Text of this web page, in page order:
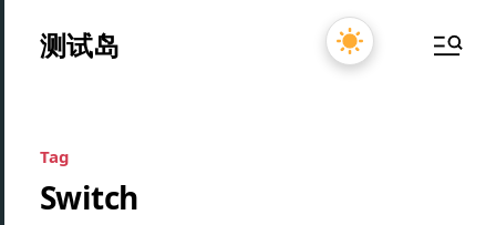
测试岛
Tag
Switch